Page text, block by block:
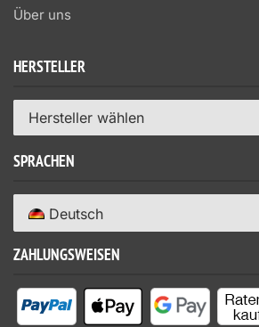
Über uns
HERSTELLER
Hersteller wählen
SPRACHEN
Deutsch
ZAHLUNGSWEISEN